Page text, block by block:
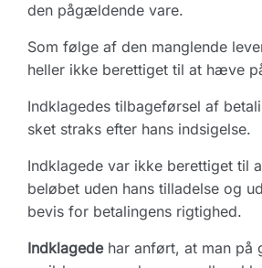
den pågældende vare.
Som følge af den manglende
heller ikke berettiget til at hæve
Indklagedes tilbageførsel af
sket straks efter hans indsigelse.
Indklagede var ikke berettiget til
beløbet uden hans tilladelse og
bevis for betalingens rigtighed.
Indklagedehar anført, at man på